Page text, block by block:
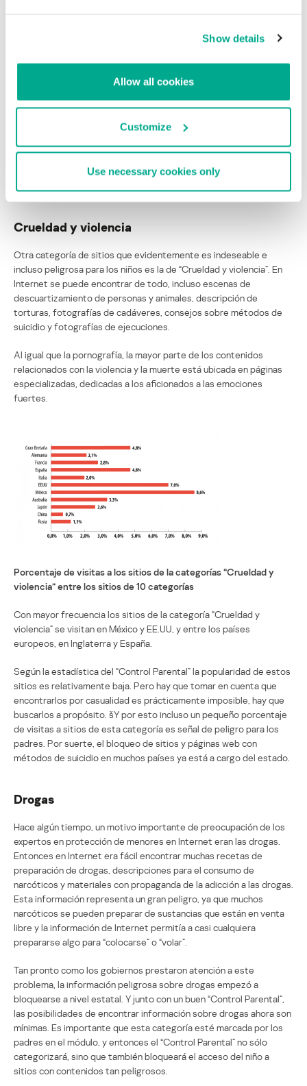
Show details
Allow all cookies
Customize
Use necessary cookies only
Proteger al niño de toparse por casualidad con contenidos
pornográficos es bastante simple: los sistemas de control
En lo que atañe a los banners pornográficos en sitios accesibles,
se los puede bloquear con la ayuda de módulos antibanner
especializados, que se pueden instalar de forma independiente o
Crueldad y violencia
Otra categoría de sitios que evidentemente es indeseable e
incluso peligrosa para los niños es la de “Crueldad y violencia”. En
Internet se puede encontrar de todo, incluso escenas de
descuartizamiento de personas y animales, descripción de
torturas, fotografías de cadáveres, consejos sobre métodos de
suicidio y fotografías de ejecuciones.
Al igual que la pornografía, la mayor parte de los contenidos
relacionados con la violencia y la muerte está ubicada en páginas
especializadas, dedicadas a los aficionados a las emociones
fuertes.
Porcentaje de visitas a los sitios de la categorías “Crueldad y
violencia” entre los sitios de 10 categorías
Con mayor frecuencia los sitios de la categoría “Crueldad y
violencia” se visitan en México y EE.UU, y entre los países
europeos, en Inglaterra y España.
Según la estadística del “Control Parental” la popularidad de estos
sitios es relativamente baja. Pero hay que tomar en cuenta que
encontrarlos por casualidad es prácticamente imposible, hay que
buscarlos a propósito. šY por esto incluso un pequeño porcentaje
de visitas a sitios de esta categoría es señal de peligro para los
padres. Por suerte, el bloqueo de sitios y páginas web con
métodos de suicidio en muchos países ya está a cargo del estado.
Drogas
Hace algún tiempo, un motivo importante de preocupación de los
expertos en protección de menores en Internet eran las drogas.
Entonces en Internet era fácil encontrar muchas recetas de
preparación de drogas, descripciones para el consumo de
narcóticos y materiales con propaganda de la adicción a las drogas.
Esta información representa un gran peligro, ya que muchos
narcóticos se pueden preparar de sustancias que están en venta
libre y la información de Internet permitía a casi cualquiera
prepararse algo para “colocarse” o “volar”.
Tan pronto como los gobiernos prestaron atención a este
problema, la información peligrosa sobre drogas empezó a
bloquearse a nivel estatal. Y junto con un buen “Control Parental”,
las posibilidades de encontrar información sobre drogas ahora son
mínimas. Es importante que esta categoría esté marcada por los
padres en el módulo, y entonces el “Control Parental” no sólo
categorizará, sino que también bloqueará el acceso del niño a
sitios con contenidos tan peligrosos.